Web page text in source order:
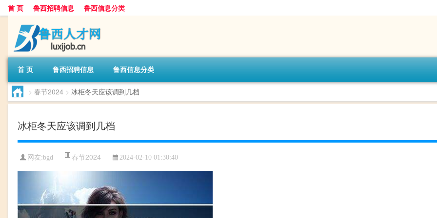
首 页 鲁西招聘信息 鲁西信息分类
首 页 鲁西招聘信息 鲁西信息分类
> 春节2024 > 冰柜冬天应该调到几档
冰柜冬天应该调到几档
网友:bgd 春节2024 2024-02-10 01:30:40